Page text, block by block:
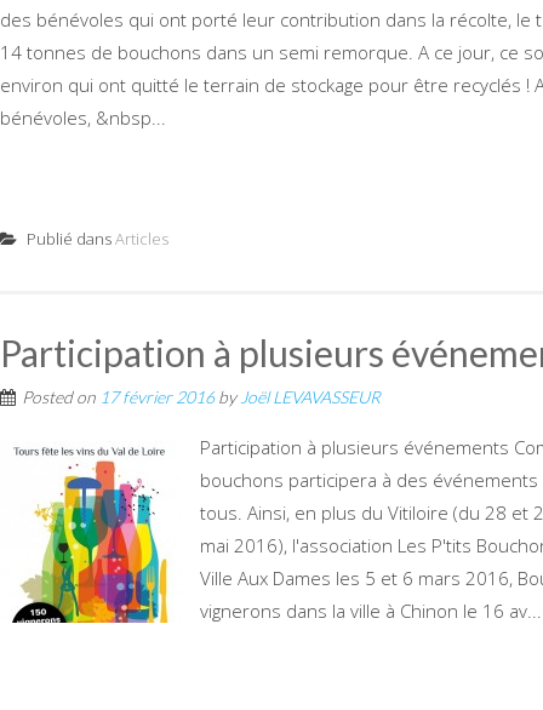
des bénévoles qui ont porté leur contribution dans la récolte, le
14 tonnes de bouchons dans un semi remorque. A ce jour, ce
environ qui ont quitté le terrain de stockage pour être recyclés
bénévoles, &nbsp...
Publié dansArticles
Participation à plusieurs
Posted on 17 février 2016by Joël LEVAVASSEUR
Participation à plusieurs événements
bouchons participera à des
tous. Ainsi, en plus du Vitiloire (du 28 et
mai 2016), l'association Les P'tits
Ville Aux Dames les 5 et 6 mars 2016,
vignerons dans la ville à Chinon le 16 av...